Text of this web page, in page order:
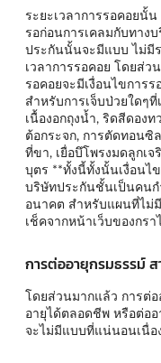
ระยะเวลาการรอคอยนั้
รอก่อนการเคลมกับทาง
ประกันนั้นจะมีแบบ ไม่มี
เวลาการรอคอย โดยส่ว
รอคอยจะมีเงื่อนไขการ
สำหรับการเจ็บป่วยใดๆ
เนื้องอกถุงน้ำ, ริดสีดอง
ต้อกระจก, การตัดทอนซิ
ที่ขา, เยื่อบึโพรงมดลูกเ
บุตร **ทั้งนี้ทั้งนั้นเงื่อนไ
บริษัทประกันชั้นเป็นคน
อนาคต สำหรับแผนที่ไม่
เช็คจากหน้าเว็บของกร
การต่ออายุกรมธรรม์
โดยส่วนมากแล้ว การต่
อายุได้ตลอดชีพ หรือต่อ
จะไม่มีแบบที่แน่นอนเนื่อ